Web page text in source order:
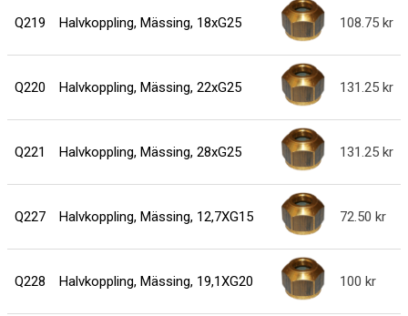
Q219 Halvkoppling, Mässing, 18xG25 108.75
Q220 Halvkoppling, Mässing, 22xG25 131.25
Q221 Halvkoppling, Mässing, 28xG25 131.25
Q227 Halvkoppling, Mässing, 12,7XG15 72.50
Q228 Halvkoppling, Mässing, 19,1XG20 100